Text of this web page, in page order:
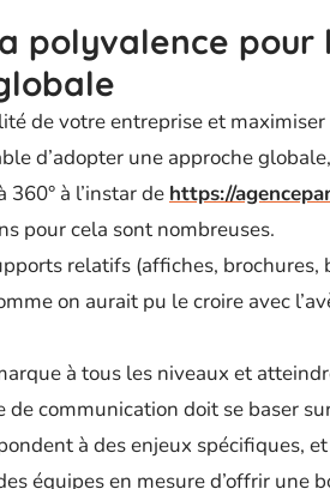
polyvalence pour
de votre entreprise et
d’adopter une approche
360° à l’instar de https://
pour cela sont nombreuses.
relatifs (affiches, brochures,
on aurait pu le croire avec
à tous les niveaux et
de communication doit se baser
à des enjeux spécifiques,
équipes en mesure d’offrir une